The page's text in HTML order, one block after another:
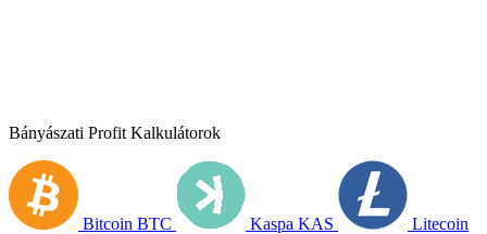
Bányászati Profit Kalkulátorok
Bitcoin BTC Kaspa KAS Litecoin